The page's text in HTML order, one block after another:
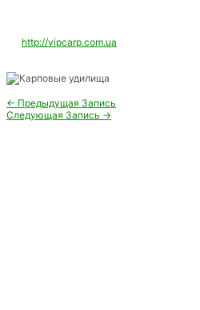
http://vipcarp.com.ua
Навигация
по
← Предыдущая Запись
Следующая Запись →